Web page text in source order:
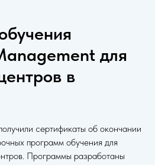
для
в
сертификаты об окончании
программ обучения для
Программы разработаны